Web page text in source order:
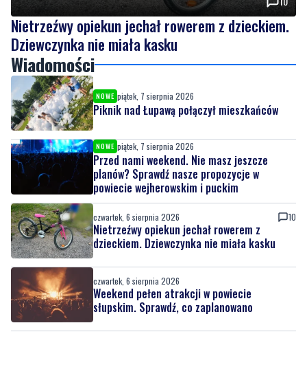
Nietrzeźwy opiekun jechał rowerem z dzieckiem.
Dziewczynka nie miała kasku
Wiadomości
NOWE piątek, 7 sierpnia 2026
Piknik nad Łupawą połączył mieszkańców
NOWE piątek, 7 sierpnia 2026
Przed nami weekend. Nie masz jeszcze
planów? Sprawdź nasze propozycje w
powiecie wejherowskim i puckim
czwartek, 6 sierpnia 2026 10
Nietrzeźwy opiekun jechał rowerem z
dzieckiem. Dziewczynka nie miała kasku
czwartek, 6 sierpnia 2026
Weekend pełen atrakcji w powiecie
słupskim. Sprawdź, co zaplanowano